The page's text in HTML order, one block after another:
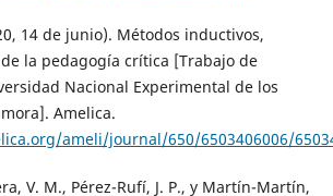
14 de junio). Métodos inductivos,
la pedagogía crítica [Trabajo de
Nacional Experimental de los
Amelica.
ameli/journal/650/6503406006/
V. M., Pérez-Rufí, J. P., y Martín-Martín,